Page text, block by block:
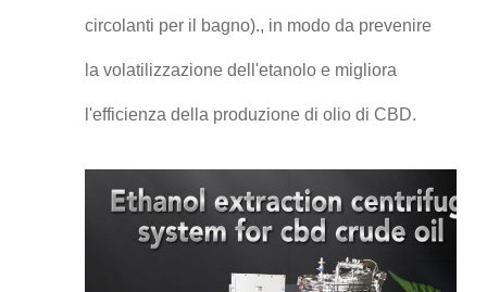
circolanti per il bagno)., in modo da prevenire
la volatilizzazione dell'etanolo e migliora
l'efficienza della produzione di olio di CBD.